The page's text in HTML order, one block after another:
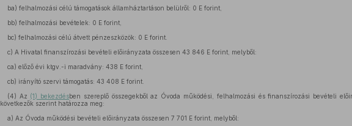
ba) felhalmozási célú támogatások államháztartáson belülről: 0 E forint,
bb) felhalmozási bevételek: 0 E forint,
bc) felhalmozási célú átvett pénzeszközök: 0 E forint.
c) A Hivatal finanszírozási bevételi előirányzata összesen 43 846 E forint, melyből:
ca) előző évi ktgv.-i maradvány: 438 E forint,
cb) irányító szervi támogatás: 43 408 E forint.
(4) Az (1) bekezdésben szereplő összegekből az Óvoda működési, felhalmozási és finanszírozási bevételi
következők szerint határozza meg:
a) Az Óvoda működési bevételi előirányzata összesen 7 701 E forint, melyből: